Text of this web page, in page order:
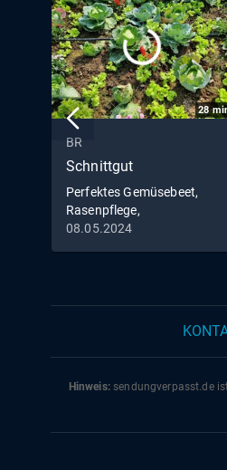
28
BR
Schnittgut
Perfektes Gemüsebeet,
Rasenpflege,
Bodendämpfer
08.05.2024
Hinweis:sendungverpasst.de